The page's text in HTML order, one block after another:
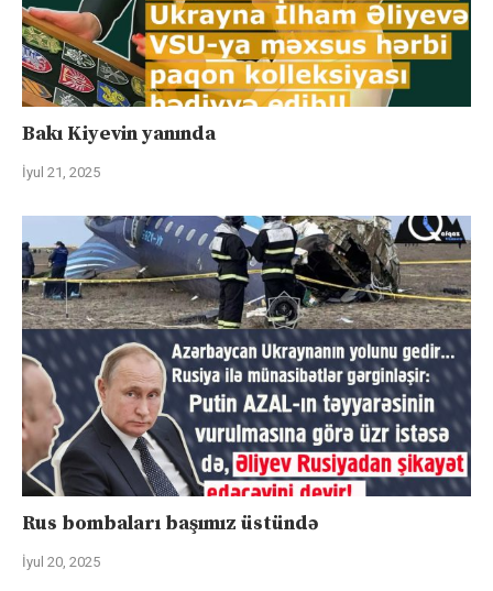
Bakı Kiyevin yanında
İyul 21, 2025
Rus bombaları başımız üstündə
İyul 20, 2025